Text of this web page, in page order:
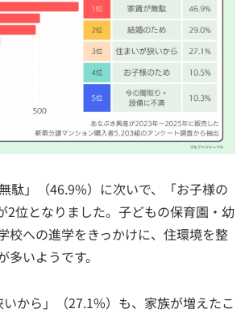
駄」（46.9%）に次いで、「お子様の
2位となりました。子どもの保育園・幼
校への進学をきっかけに、住環境を整
いようです。
から」（27.1%）も、家族が増えたこ